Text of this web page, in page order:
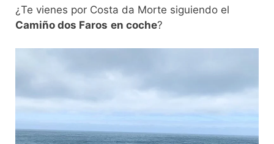
¿Te vienes por Costa da Morte siguiendo el
Camiño dos Faros en coche?